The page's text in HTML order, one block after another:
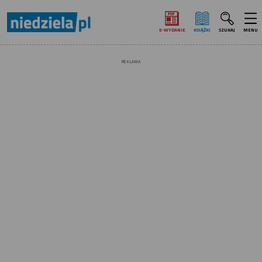
E‑WYDANIE KSIĄŻKI SZUKAJ MENU
REKLAMA